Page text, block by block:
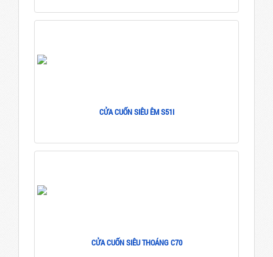
CỬA CUỐN SIÊU ÊM S51I
CỬA CUỐN SIÊU THOÁNG C70